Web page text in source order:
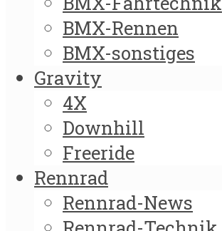
BMX-Rennen
BMX-sonstiges
Gravity
4X
Downhill
Freeride
Rennrad
Rennrad-News